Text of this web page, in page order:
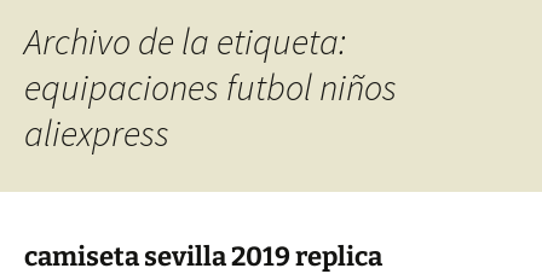
Archivo de la etiqueta:
equipaciones futbol niños
aliexpress
camiseta sevilla 2019 replica